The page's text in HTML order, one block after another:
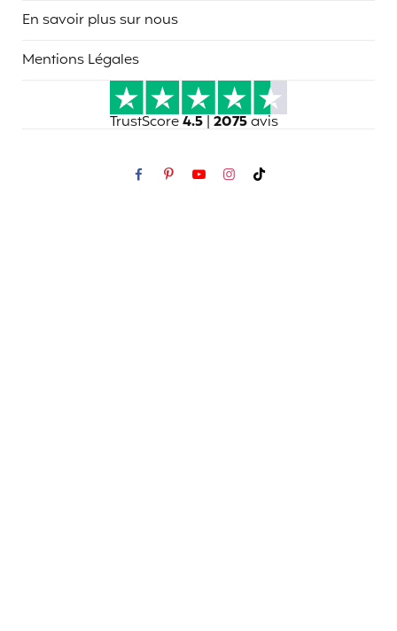
En savoir plus sur nous
Mentions Légales
TrustScore4.5 | 2075avis